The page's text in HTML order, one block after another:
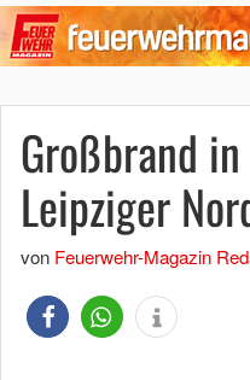
Großbrand
Leipziger
von Feuerwehr-Magazin